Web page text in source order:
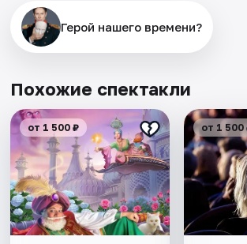
Герой нашего времени?
Похожие спектакли
от 1 500 ₽ от 1 500